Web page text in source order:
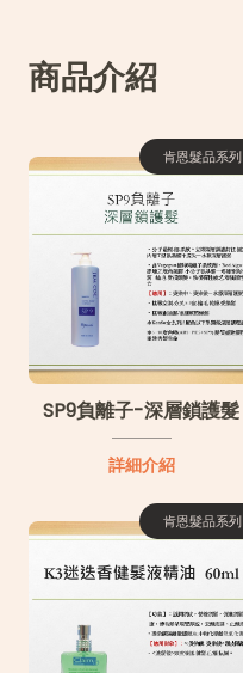
商品介紹
肯恩髮品系列
SP9負離子-深層鎖護髮
詳細介紹
肯恩髮品系列